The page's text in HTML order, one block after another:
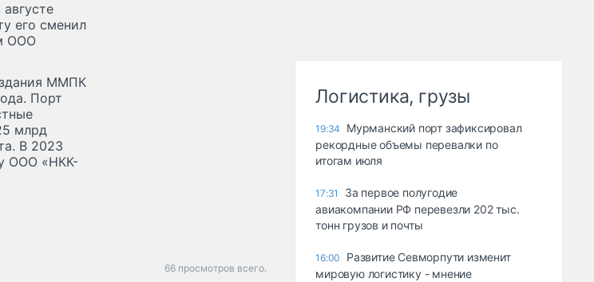
его сменил
ООО
ММПК
Порт
млрд
В 2023
ООО «НКК-
66 просмотров всего.
Логистика, грузы
19:34
Мурманский порт зафиксировал
рекордные объемы перевалки по
итогам июля
17:31
За первое полугодие
авиакомпании РФ перевезли 202 тыс.
тонн грузов и почты
16:00
Развитие Севморпути изменит
мировую логистику - мнение